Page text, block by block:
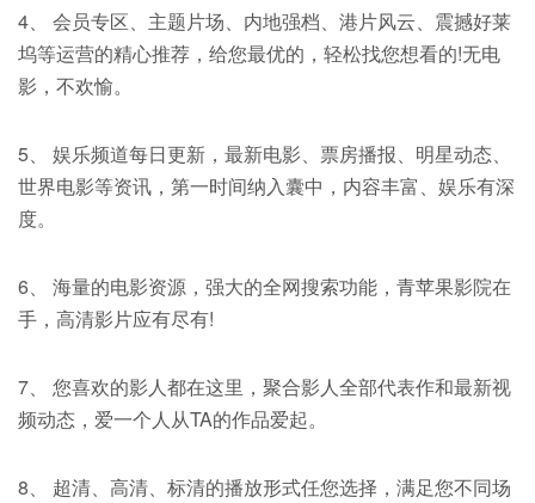
4、 会员专区、主题片场、内地强档、港片风云、震撼好莱
坞等运营的精心推荐，给您最优的，轻松找您想看的!无电
影，不欢愉。
5、 娱乐频道每日更新，最新电影、票房播报、明星动态、
世界电影等资讯，第一时间纳入囊中，内容丰富、娱乐有深
度。
6、 海量的电影资源，强大的全网搜索功能，青苹果影院在
手，高清影片应有尽有!
7、 您喜欢的影人都在这里，聚合影人全部代表作和最新视
频动态，爱一个人从TA的作品爱起。
8、 超清、高清、标清的播放形式任您选择，满足您不同场